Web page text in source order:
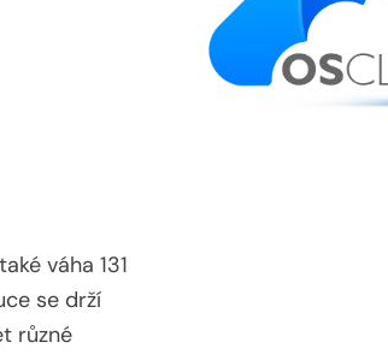
váha 131
se drží
různé